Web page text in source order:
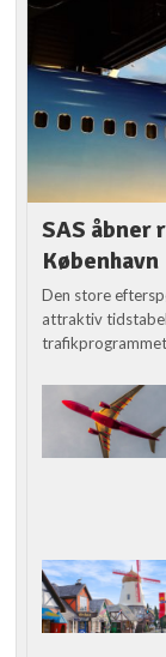
SAS åbner
København
Den store
attraktiv